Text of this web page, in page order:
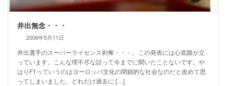
井出無念・・・
2006年5月11日
井出選手のスーパーライセンス剥奪・・・。この発表には心底腹が立
っています。こんな理不尽な話って今までに聞いたことないです。や
はりF1っていうのはヨーロッパ文化の閉鎖的な社会なのだと改めて思
ってしまいました。どれだけ過去に […]